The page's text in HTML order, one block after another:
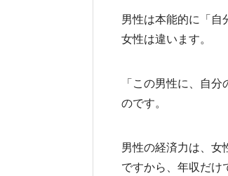
男性は本能的に「自
女性は違います。
「この男性に、自
のです。
男性の経済力は、女
ですから、年収だけ